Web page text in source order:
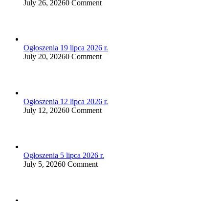
July 26, 20260 Comment
Ogłoszenia 19 lipca 2026 r.
July 20, 20260 Comment
Ogłoszenia 12 lipca 2026 r.
July 12, 20260 Comment
Ogłoszenia 5 lipca 2026 r.
July 5, 20260 Comment